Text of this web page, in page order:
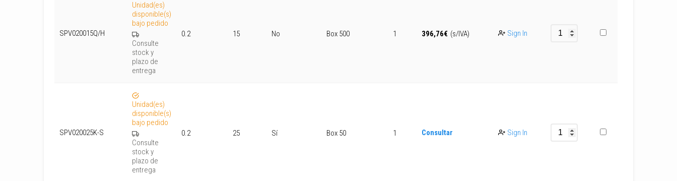
SPV020015Q/H
Unidad(es)
disponible(s)
bajo pedido
Consulte
stock y
plazo de
entrega
0.2 15 No Box 500 1 396,76€ (s/IVA) Sign In
SPV020025K-S
Unidad(es)
disponible(s)
bajo pedido
Consulte
stock y
plazo de
entrega
0.2 25 Sí Box 50 1 Consultar Sign In